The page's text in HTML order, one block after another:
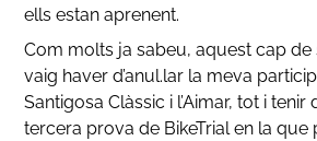
ells estan aprenent.
Com molts ja sabeu, aquest cap de
vaig haver d’anul.lar la meva
Santigosa Clàssic i l’Aimar, tot i
tercera prova de BikeTrial en la que